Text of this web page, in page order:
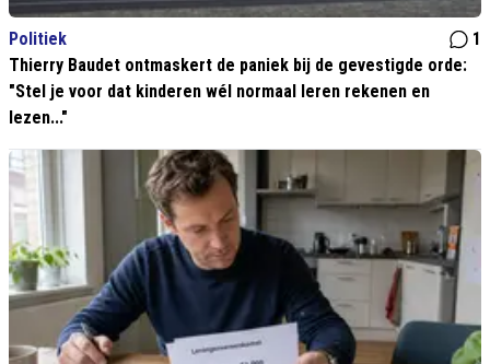
Politiek
1
Thierry Baudet ontmaskert de paniek bij de gevestigde orde:
"Stel je voor dat kinderen wél normaal leren rekenen en
lezen..."